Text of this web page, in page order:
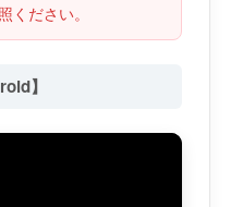
ください。
】